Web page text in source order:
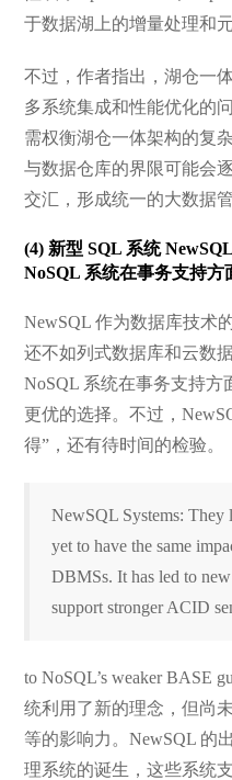
于数据湖上的增量处理和
不过，作者指出，湖仓一
多系统集成和性能优化的
需权衡湖仓一体架构的复
与数据仓库的界限可能会
交汇，形成统一的大数据管
(4) 新型 SQL 系统
NoSQL 系统在事务支持方
NewSQL 作为数据库技术
还不如列式数据库和云数
NoSQL 系统在事务支持
更优的选择。不过，
得”，还有待时间的检验。
NewSQL Systems: They
yet to have the same
DBMSs. It has led to
support stronger ACID
to NoSQL’s weaker BASE
统利用了新的理念，但尚
等的影响力。NewSQL 的
理系统的诞生，这些系统